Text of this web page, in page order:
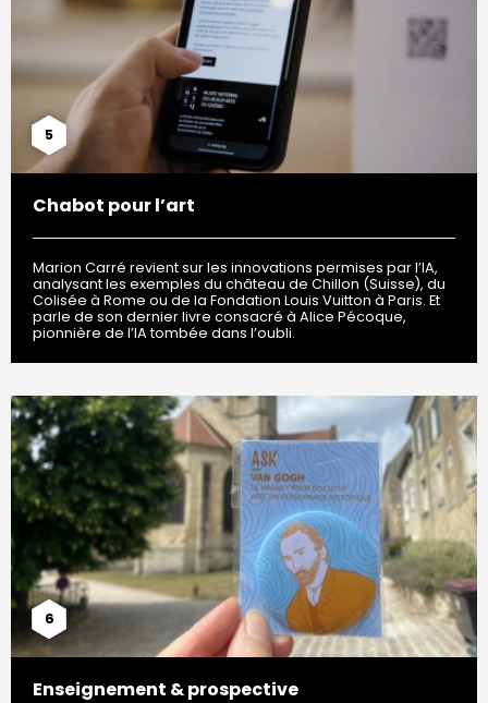
5
Chabot pour l’art
Marion Carré revient sur les innovations permises par l’IA,
analysant les exemples du château de Chillon (Suisse), du
Colisée à Rome ou de la Fondation Louis Vuitton à Paris. Et
parle de son dernier livre consacré à Alice Pécoque,
pionnière de l’IA tombée dans l’oubli.
6
Enseignement & prospective